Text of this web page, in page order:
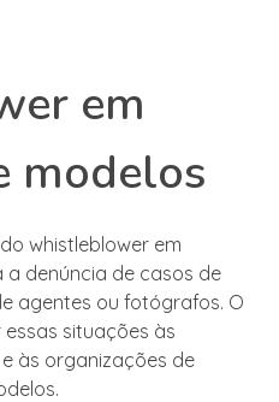
em
modelos
whistleblower em
a denúncia de casos de
agentes ou fotógrafos. O
situações às
às organizações de